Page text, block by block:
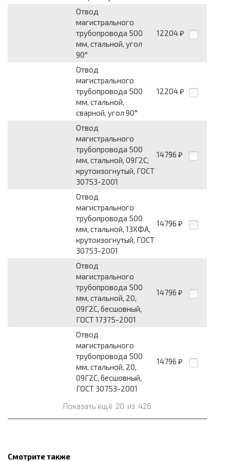
Отвод
магистрального
трубопровода 500
мм, стальной, угол
90°
12204 ₽
Отвод
магистрального
трубопровода 500
мм, стальной,
сварной, угол 90°
12204 ₽
Отвод
магистрального
трубопровода 500
мм, стальной, 09Г2С,
крутоизогнутый, ГОСТ
30753-2001
14796 ₽
Отвод
магистрального
трубопровода 500
мм, стальной, 13ХФА,
крутоизогнутый, ГОСТ
30753-2001
14796 ₽
Отвод
магистрального
трубопровода 500
мм, стальной, 20,
09Г2С, бесшовный,
ГОСТ 17375-2001
14796 ₽
Отвод
магистрального
трубопровода 500
мм, стальной, 20,
09Г2С, бесшовный,
ГОСТ 30753-2001
14796 ₽
Показать ещё 20 из 426
Смотрите также